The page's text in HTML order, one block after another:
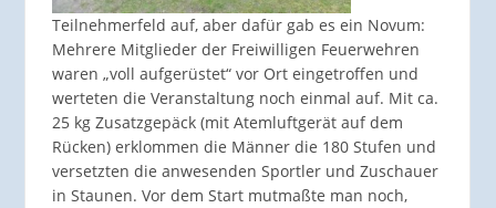
Teilnehmerfeld auf, aber dafür gab es ein Novum:
Mehrere Mitglieder der Freiwilligen Feuerwehren
waren „voll aufgerüstet“ vor Ort eingetroffen und
werteten die Veranstaltung noch einmal auf. Mit ca.
25 kg Zusatzgepäck (mit Atemluftgerät auf dem
Rücken) erklommen die Männer die 180 Stufen und
versetzten die anwesenden Sportler und Zuschauer
in Staunen. Vor dem Start mutmaßte man noch,